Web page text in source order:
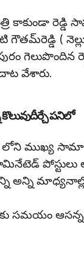
కాకుండా రెడ్డి
గౌతమ్‌రెడ్డి (
వేశారు.
పనిలో
లోని ముఖ్య
పోస్టులు
అన్ని
కు సమయం